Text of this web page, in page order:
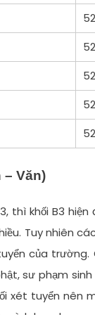
Văn)
thì khối B3
Tuy nhiên
của
sư phạm
xét tuyển nên